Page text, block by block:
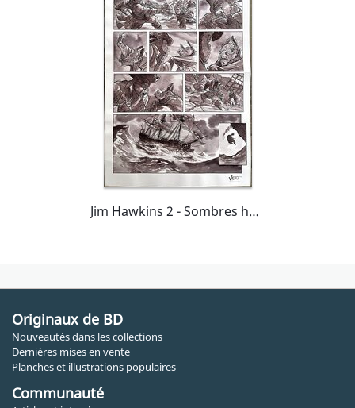
Jim Hawkins 2 - Sombres héros de la mer
Originaux de BD
Nouveautés dans les collections
Dernières mises en vente
Planches et illustrations populaires
Communauté